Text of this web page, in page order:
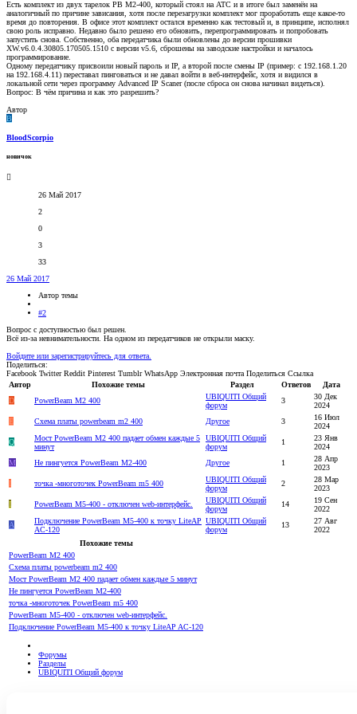
Есть комплект из двух тарелок PB M2-400, который стоял на АТС и в итоге был заменён на
аналогичный по причине зависания, хотя после перезагрузки комплект мог проработать еще какое-то
время до повторения. В офисе этот комплект остался временно как тестовый и, в принципе, исполнял
свою роль исправно. Недавно было решено его обновить, перепрограммировать и попробовать
запустить снова. Собственно, оба передатчика были обновлены до версии прошивки
XW.v6.0.4.30805.170505.1510 с версии v5.6, сброшены на заводские настройки и началось
программирование.
Одному передатчику присвоили новый пароль и IP, а второй после смены IP (пример: с 192.168.1.20
на 192.168.4.11) переставал пинговаться и не давал войти в веб-интерфейс, хотя и видился в
локальной сети через программу Advanced IP Scaner (после сброса он снова начинал видеться).
Вопрос: В чём причина и как это разрешить?
Автор
B
BloodScorpio
новичок
26 Май 2017
2
0
3
33
26 Май 2017
Автор темы
#2
Вопрос с доступностью был решен.
Всё из-за невнимательности. На одном из передатчиков не открыли маску.
Войдите или зарегистрируйтесь для ответа.
Поделиться:
Facebook Twitter Reddit Pinterest Tumblr WhatsApp Электронная почта Поделиться Ссылка
Автор
Похожие темы Раздел Ответов
Дата
D
PowerBeam M2 400
UBIQUITI Общий
форум
3
30 Дек
2024
E
Cхема платы powerbeam m2 400 Другое 3
16 Июл
2024
Q
Мост PowerBeam M2 400 падает обмен каждые 5
минут
UBIQUITI Общий
форум
1
23 Янв
2024
M
Не пингуется PowerBeam M2-400 Другое 1
28 Апр
2023
I
точка -многоточек PowerBeam m5 400
UBIQUITI Общий
форум
2
28 Мар
2023
I
PowerBeam M5-400 - отключен web-интерфейс.
UBIQUITI Общий
форум
14
19 Сен
2022
A
Подключение PowerBeam M5-400 к точку LiteAP
AC-120
UBIQUITI Общий
форум
13
27 Авг
2022
Похожие темы
PowerBeam M2 400
Cхема платы powerbeam m2 400
Мост PowerBeam M2 400 падает обмен каждые 5 минут
Не пингуется PowerBeam M2-400
точка -многоточек PowerBeam m5 400
PowerBeam M5-400 - отключен web-интерфейс.
Подключение PowerBeam M5-400 к точку LiteAP AC-120
Форумы
Разделы
UBIQUITI Общий форум